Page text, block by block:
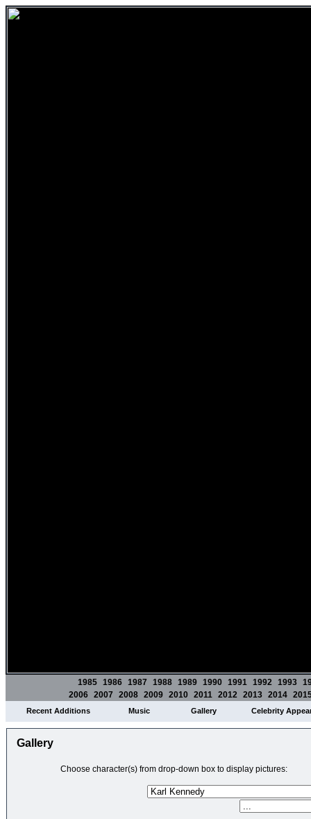
1985 1986 1987 1988 1989 1990 1991 1992 1993
2006 2007 2008 2009 2010 2011 2012 2013 2014
Recent Additions Music Gallery Celebrity
Gallery
Choose character(s) from drop-down box to display pictures: